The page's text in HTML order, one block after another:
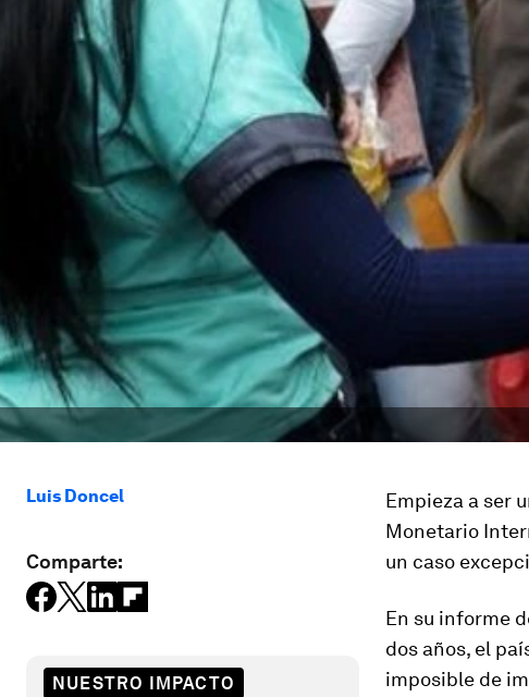
Luis Doncel
Comparte:
NUESTRO IMPACTO
Empieza a ser
Monetario
un caso
En su informe
dos años, el
imposible de